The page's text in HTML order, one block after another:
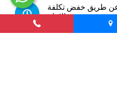
عن طريق خفض تكلفة
الإنتاج